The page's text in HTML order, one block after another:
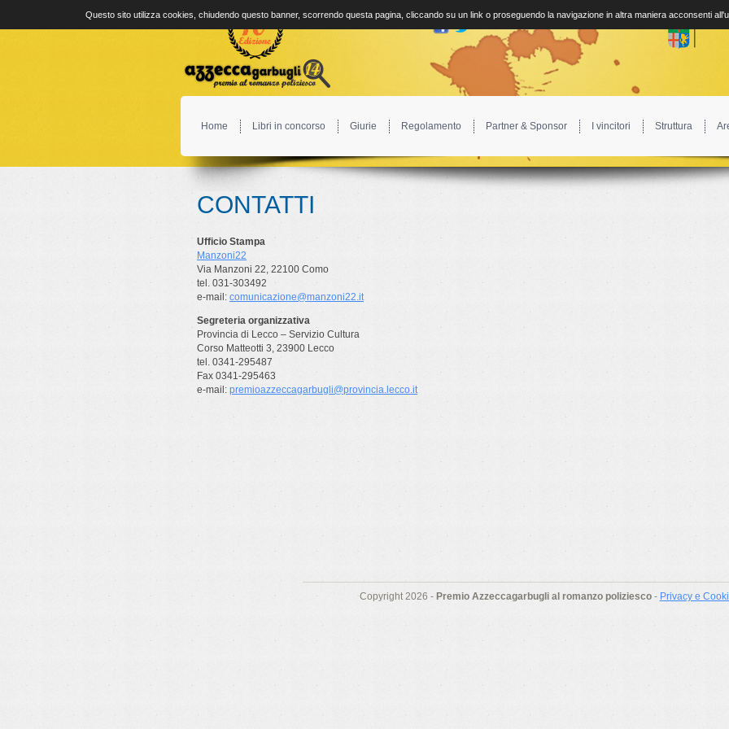
Home Libri in concorso Giurie Regolamento Partner & Sponsor I vincitori Struttura
CONTATTI
Ufficio Stampa
Manzoni22
Via Manzoni 22, 22100 Como
tel. 031-303492
e-mail: comunicazione@manzoni22.it
Segreteria organizzativa
Provincia di Lecco – Servizio Cultura
Corso Matteotti 3, 23900 Lecco
tel. 0341-295487
Fax 0341-295463
e-mail: premioazzeccagarbugli@provincia.lecco.it
Copyright 2026 - Premio Azzeccagarbugli al romanzo poliziesco- Privacy e
Questo sito utilizza cookies, chiudendo questo banner, scorrendo questa pagina, cliccando su un link o proseguendo la navigazione in altra maniera acconsenti